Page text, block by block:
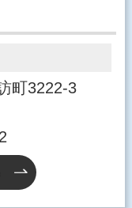
町3222-3